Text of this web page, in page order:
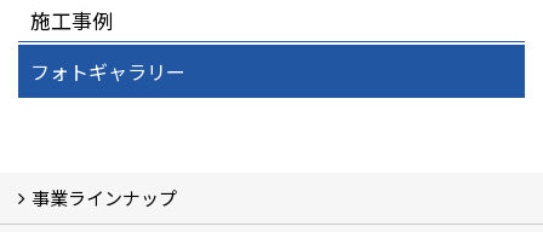
施工事例
フォトギャラリー
事業ラインナップ